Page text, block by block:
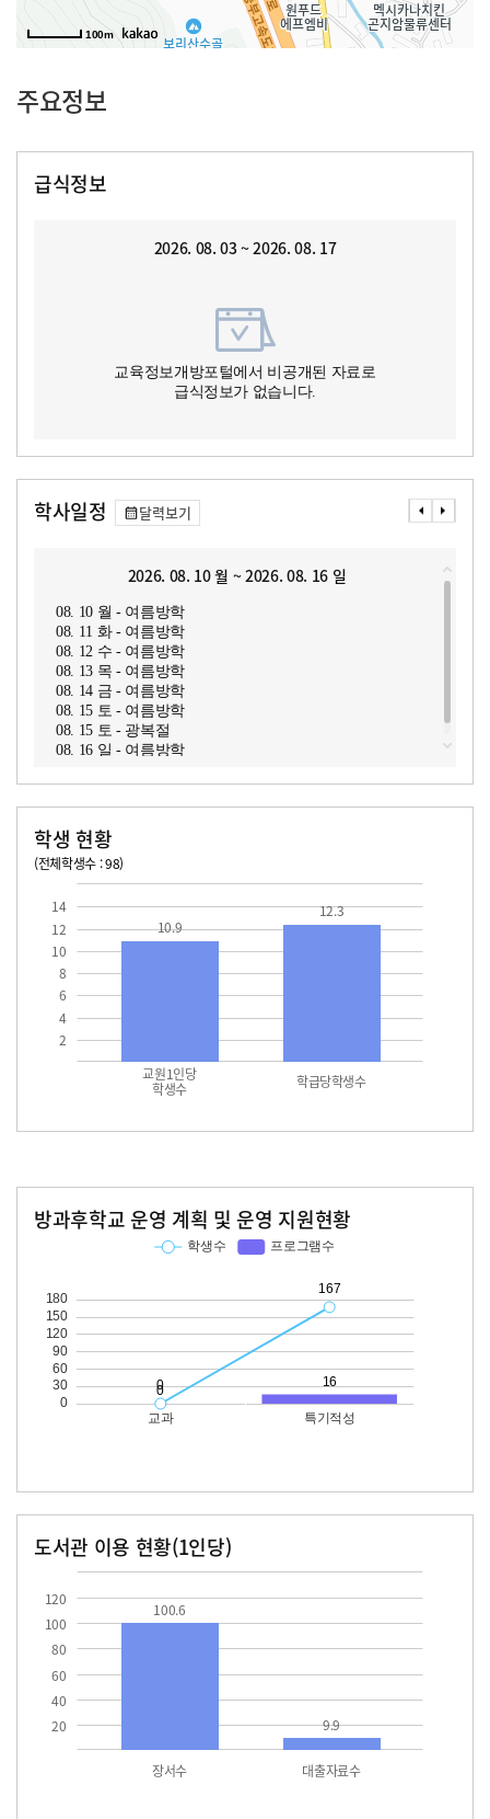
100m
주요정보
급식정보
2026. 08. 03 ~ 2026. 08. 17
교육정보개방포털에서 비공개된 자료로
급식정보가 없습니다.
학사일정 달력보기
2026. 08. 10 월 ~ 2026. 08. 16 일
08. 10 월 - 여름방학
08. 11 화 - 여름방학
08. 12 수 - 여름방학
08. 13 목 - 여름방학
08. 14 금 - 여름방학
08. 15 토 - 여름방학
08. 15 토 - 광복절
08. 16 일 - 여름방학
학생 현황
(전체학생수 : 98)
2
4
6
8
10
12
14
교원1인당
학생수 학급당학생수
10.9
12.3
방과후학교 운영 계획 및 운영 지원현황
도서관 이용 현황(1인당)
20
40
60
80
100
120
장서수 대출자료수
100.6
9.9